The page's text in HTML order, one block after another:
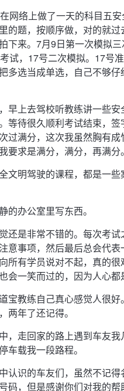
网络上做了一天的科目五
的题，按顺序做，对的就过
下来。7月9日第一次模拟三
试，17号二次模拟。17号
多选当成单选，自己不够仔
早上去驾校听教练讲一些安
等待很久顺利考试结束，签
过满分，这次我虽然胸有成
要求是满分，满分，再满分。
文明驾驶的课程，都是一些
的办公室里写东西。
还是非常不错的。每次考试
意事项，然后最后总会代表
所有学员说对不起，真的很
会一笑而过的，因为人心都
宝教练自己真心感觉人很好
两年了还记得。
，走回家的路上遇到车友我
车载我一段路程。
认识的车友们，虽然不记得
码，但是感谢你们对我的帮